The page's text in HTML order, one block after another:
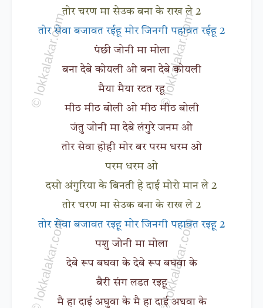
तोर चरण मा सेउक बना के राख ले 2
तोर सेवा बजावत रईहू मोर जिनगी पहावत रईहू 2
पंछी जोनी मा मोला
बना देबे कोयली ओ बना देबे कोयली
मैया मैया रटत रहू
मीठ मीठ बोली ओ मीठ मीठ बोली
जंतु जोनी मा देबे लंगुरे जनम ओ
तोर सेवा होही मोर बर परम धरम ओ
परम धरम ओ
दसो अंगुरिया के बिनती हे दाई मोरो मान ले 2
तोर चरण मा सेउक बना के राख ले 2
तोर सेवा बजावत रइहू मोर जिनगी पहावत रइहू 2
पशु जोनी मा मोला
देबे रूप बघवा के देबे रूप बघवा के
बैरी संग लडत रइहू
मै हा दाई अघुवा के मै हा दाई अघवा के